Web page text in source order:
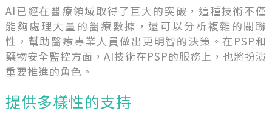
AI已經在醫療領域取得了巨大的突破，這種技術不僅
能夠處理大量的醫療數據，還可以分析複雜的關聯
性，幫助醫療專業人員做出更明智的決策。在PSP和
藥物安全監控方面，AI技術在PSP的服務上，也將扮演
重要推進的角色。
提供多樣性的支持